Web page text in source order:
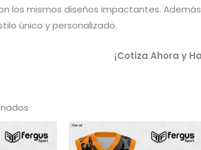
los mismos diseños impactantes.
único y personalizado.
¡Cotiza Ahora y